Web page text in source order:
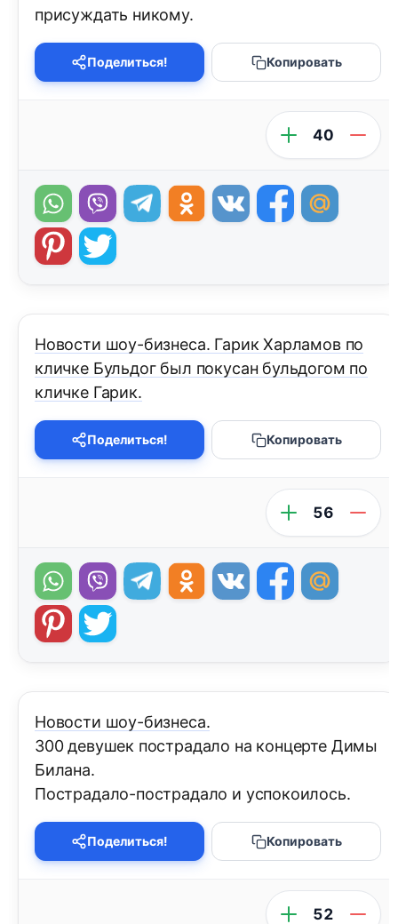
присуждать никому.
Поделиться! Копировать
40
Новости шоу-бизнеса. Гарик Харламов по
кличке Бульдог был покусан бульдогом по
кличке Гарик.
Поделиться! Копировать
56
Новости шоу-бизнеса.
300 девушек пострадало на концерте Димы
Билана.
Пострадало-пострадало и успокоилось.
Поделиться! Копировать
52